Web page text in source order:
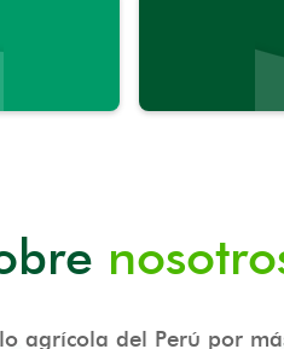
agrícola del Perú por